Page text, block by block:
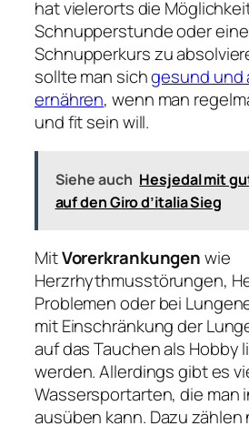
hat vielerorts die
Schnupperstunde oder
Schnupperkurs zu
sollte man sichgesund und
ernähren, wenn man
und fit sein will.
Siehe auch Hesjedal mit
auf den Giro d’italia Sieg
MitVorerkrankungenwie
Herzrhythmusstörungen,
Problemen oder bei
mit Einschränkung der
auf das Tauchen als Hobby
werden. Allerdings gibt es
Wassersportarten, die man
ausüben kann. Dazu zählen